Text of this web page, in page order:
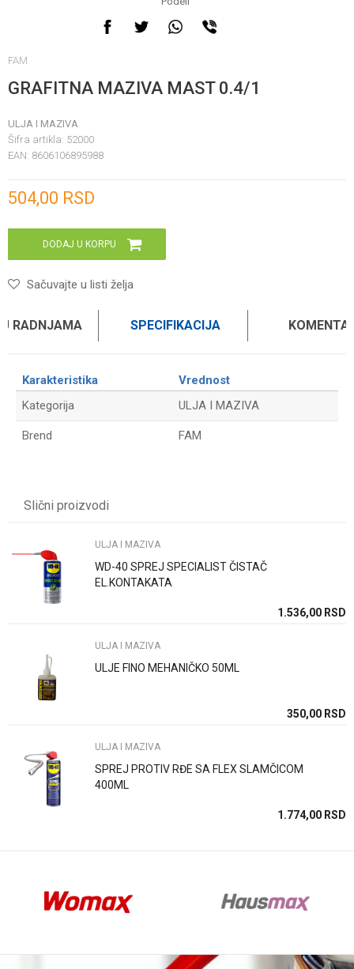
FAM
GRAFITNA MAZIVA MAST 0.4/1
ULJA I MAZIVA
Šifra artikla: 52000
EAN: 8606106895988
504,00 RSD
DODAJ U KORPU
Sačuvajte u listi želja
RADNJAMA SPECIFIKACIJA
Karakteristika
Vrednost
Kategorija
ULJA I MAZIVA
Brend FAM
Poruka
Anti-spam zaštita - izračunajte koliko je 2 + 3 :
POŠALJI
Slični proizvodi
ULJA I MAZIVA
WD-40 SPREJ SPECIALIST ČISTAČ
EL.KONTAKATA
1.536,00 RSD
ULJA I MAZIVA
ULJE FINO MEHANIČKO 50ML
350,00 RSD
ULJA I MAZIVA
SPREJ PROTIV RĐE SA FLEX SLAMČICOM
400ML
1.774,00 RSD